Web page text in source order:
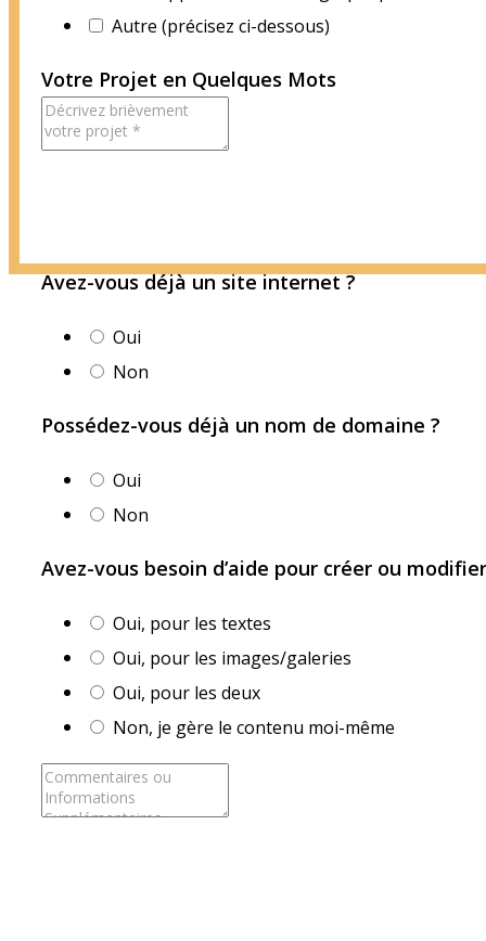
Autre (précisez ci-dessous)
Votre Projet en Quelques Mots
Avez-vous déjà un site internet ?
Oui
Non
Possédez-vous déjà un nom de domaine ?
Oui
Non
Avez-vous besoin d’aide pour créer ou
Oui, pour les textes
Oui, pour les images/galeries
Oui, pour les deux
Non, je gère le contenu moi-même